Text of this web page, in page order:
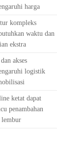
harga
kompleks
waktu dan
ekstra
akses
logistik
ketat dapat
penambahan
lembur